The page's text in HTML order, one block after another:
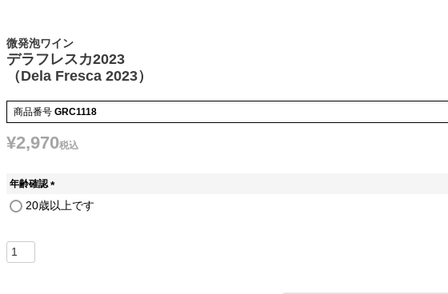
微発泡ワイン
デラフレスカ2023
（Dela Fresca 2023）
商品番号 GRC1118
¥2,970税込
年齢確認
(
20歳以上です